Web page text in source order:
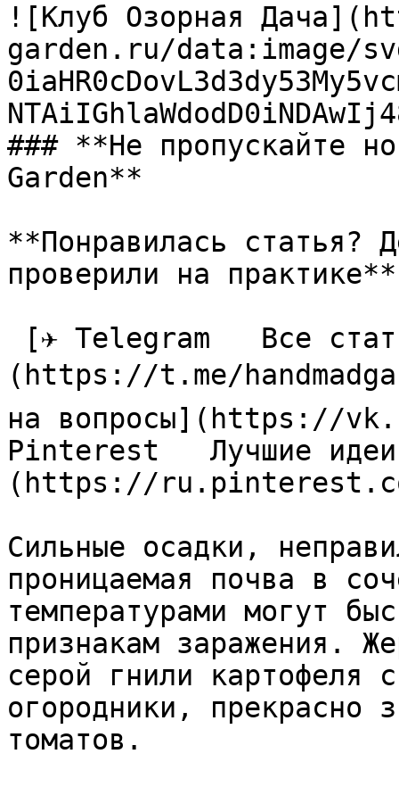
![Клуб Озорная
garden.ru/data:image/
### **Не пропускайте
Garden**
**Понравилась статья?
проверили на практике**
(https://t.me/
на вопросы](https://
Pinterest   Лучшие
(https://
Сильные осадки,
проницаемая почва в
температурами могут
признакам заражения.
серой гнили картофеля
огородники, прекрасно
томатов.